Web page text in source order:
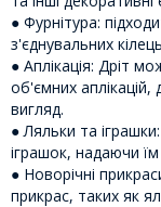
● Фурнітура:
з'єднувальних
● Аплікація: Дріт
об'ємних
вигляд.
● Ляльки та
іграшок, надаючи
● Новорічні
прикрас, таких як